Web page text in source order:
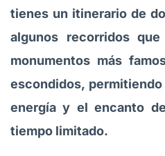
tienes un itinerario de
algunos recorridos
monumentos más
escondidos,
energía y el encanto
tiempo limitado.